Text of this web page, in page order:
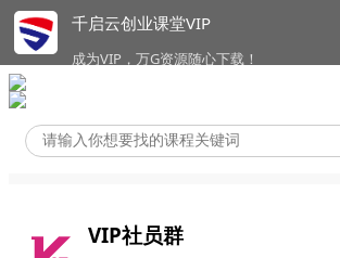
千启云创业课堂VIP
成为VIP，万G资源随心下载！
VIP社员群